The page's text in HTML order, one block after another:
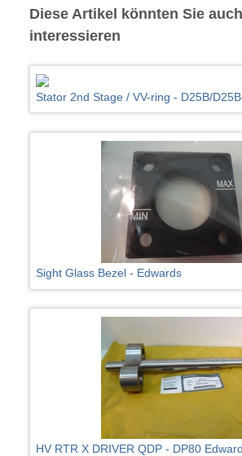
Diese Artikel könnten Sie auch
interessieren
Stator 2nd Stage / VV-ring - D25B/
Sight Glass Bezel - Edwards
HV RTR X DRIVER QDP - DP80